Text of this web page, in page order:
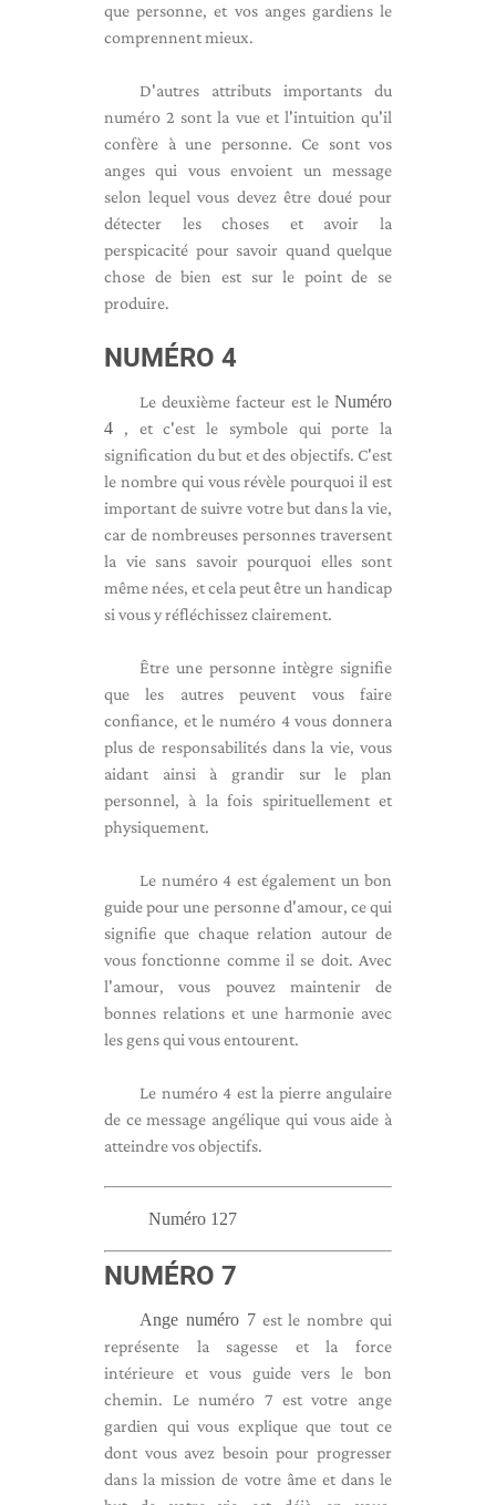
que personne, et vos anges gardiens le
comprennent mieux.
D'autres attributs importants du
numéro 2 sont la vue et l'intuition qu'il
confère à une personne. Ce sont vos
anges qui vous envoient un message
selon lequel vous devez être doué pour
détecter les choses et avoir la
perspicacité pour savoir quand quelque
chose de bien est sur le point de se
produire.
NUMÉRO 4
Le deuxième facteur est le Numéro
4 , et c'est le symbole qui porte la
signification du but et des objectifs. C'est
le nombre qui vous révèle pourquoi il est
important de suivre votre but dans la vie,
car de nombreuses personnes traversent
la vie sans savoir pourquoi elles sont
même nées, et cela peut être un handicap
si vous y réfléchissez clairement.
Être une personne intègre signifie
que les autres peuvent vous faire
confiance, et le numéro 4 vous donnera
plus de responsabilités dans la vie, vous
aidant ainsi à grandir sur le plan
personnel, à la fois spirituellement et
physiquement.
Le numéro 4 est également un bon
guide pour une personne d'amour, ce qui
signifie que chaque relation autour de
vous fonctionne comme il se doit. Avec
l'amour, vous pouvez maintenir de
bonnes relations et une harmonie avec
les gens qui vous entourent.
Le numéro 4 est la pierre angulaire
de ce message angélique qui vous aide à
atteindre vos objectifs.
Numéro 127
NUMÉRO 7
Ange numéro 7est le nombre qui
représente la sagesse et la force
intérieure et vous guide vers le bon
chemin. Le numéro 7 est votre ange
gardien qui vous explique que tout ce
dont vous avez besoin pour progresser
dans la mission de votre âme et dans le